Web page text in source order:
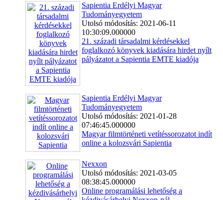
Sapientia Erdélyi Magyar
Tudományegyetem
Utolsó módosítás: 2021-06-11
10:30:09.000000
21. századi társadalmi kérdésekkel
foglalkozó könyvek kiadására hirdet nyílt
pályázatot a Sapientia EMTE kiadója
Sapientia Erdélyi Magyar
Tudományegyetem
Utolsó módosítás: 2021-01-28
07:46:45.000000
Magyar filmtörténeti vetítéssorozatot indít
online a kolozsvári Sapientia
Nexxon
Utolsó módosítás: 2021-03-05
08:38:45.000000
Online programálási lehetőség a